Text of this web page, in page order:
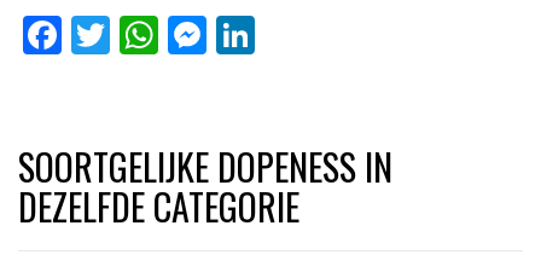
Facebook
Twitter
WhatsApp
Messenger
SOORTGELIJKE DOPENESS IN
DEZELFDE CATEGORIE